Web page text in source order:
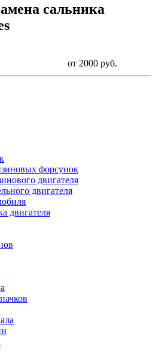
сальника
от 2000 руб.
форсунок
двигателя
двигателя
двигателя